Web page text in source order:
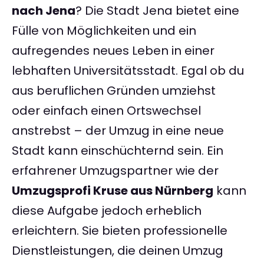
nach Jena? Die Stadt Jena bietet eine
Fülle von Möglichkeiten und ein
aufregendes neues Leben in einer
lebhaften Universitätsstadt. Egal ob du
aus beruflichen Gründen umziehst
oder einfach einen Ortswechsel
anstrebst – der Umzug in eine neue
Stadt kann einschüchternd sein. Ein
erfahrener Umzugspartner wie der
Umzugsprofi Kruse aus Nürnberg kann
diese Aufgabe jedoch erheblich
erleichtern. Sie bieten professionelle
Dienstleistungen, die deinen Umzug